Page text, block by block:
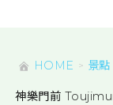
HOME 景點
神樂門前